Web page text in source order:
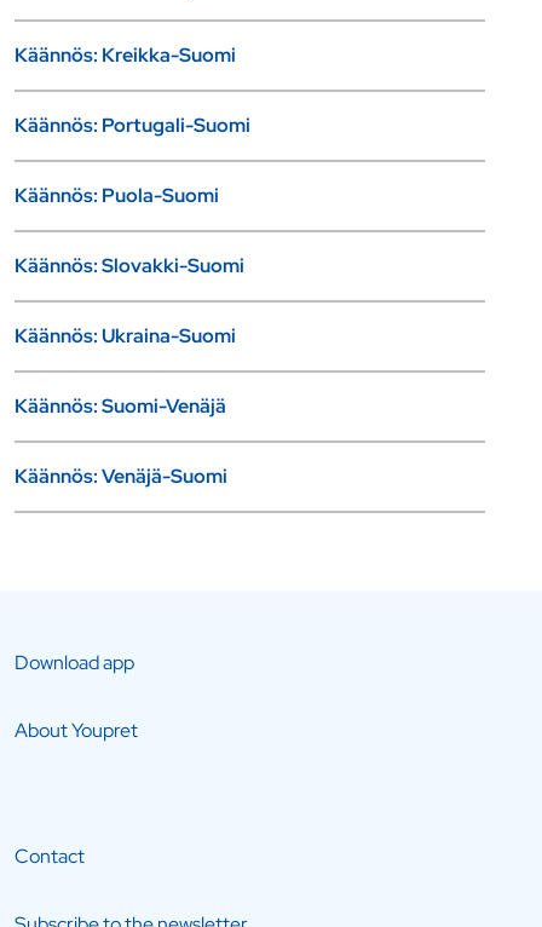
Käännös: Kreikka-Suomi
Käännös: Portugali-Suomi
Käännös: Puola-Suomi
Käännös: Slovakki-Suomi
Käännös: Ukraina-Suomi
Käännös: Suomi-Venäjä
Käännös: Venäjä-Suomi
Download app
About Youpret
Contact